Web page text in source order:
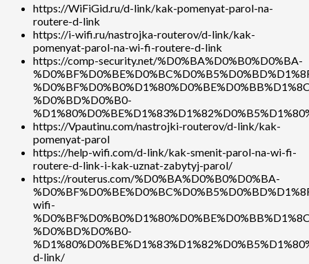
https://WiFiGid.ru/d-link/kak-pomenyat-parol-na-
routere-d-link
https://i-wifi.ru/nastrojka-routerov/d-link/kak-
pomenyat-parol-na-wi-fi-routere-d-link
https://comp-security.net/%D0%BA%D0%B0%D0%BA-
%D0%BD%D0%B0-
https://Vpautinu.com/nastrojki-routerov/d-link/kak-
pomenyat-parol
https://help-wifi.com/d-link/kak-smenit-parol-na-wi-fi-
routere-d-link-i-kak-uznat-zabytyj-parol/
https://routerus.com/%D0%BA%D0%B0%D0%BA-
wifi-
%D0%BD%D0%B0-
d-link/